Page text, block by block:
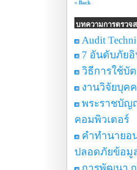
« Back
บทความการตรวจ
Audit
7 อันดับภัยอิ
วิธีการใช้บั
งานวิจัยบุค
พระราชบัญ
คอมพิวเตอร์
คำทำนายอ
ปลอดภัยข้อมู